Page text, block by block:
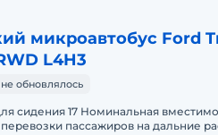
микроавтобус Ford
L4H3
обновлялось
вместимость, чел.